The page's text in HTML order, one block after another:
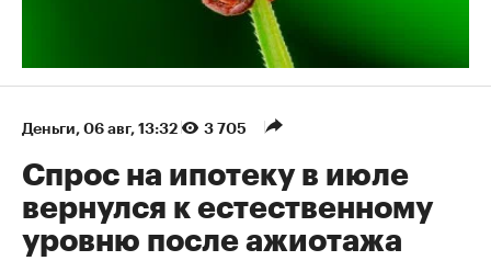
Деньги⁠, 06 авг, 13:32 3 705
Спрос на ипотеку в июле
вернулся к естественному
уровню после ажиотажа